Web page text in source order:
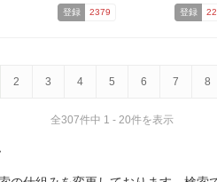
登録 2379 登録
2 3 4 5 6 7 8
全307件中 1 - 20件を表示